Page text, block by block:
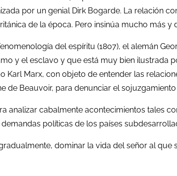
por un genial Dirk Bogarde. La relación
de la época. Pero insinúa mucho más y
del espíritu (1807), el alemán
y el esclavo y que está muy bien ilustrada
Marx, con objeto de entender las
de Beauvoir, para denunciar el
analizar cabalmente acontecimientos tales
políticas de los países
dominar la vida del señor al